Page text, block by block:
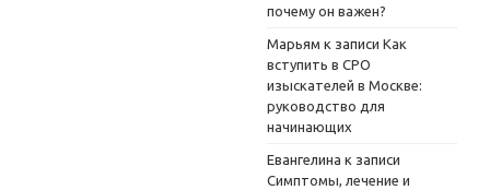
почему он важен?
Марьям к записи Как
вступить в СРО
изыскателей в Москве:
руководство для
начинающих
Евангелина к записи
Симптомы, лечение и